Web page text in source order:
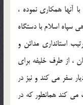
آنها همكاري نموده ،
سپاه اسلام با دستگاه
استانداري مدائن و
، از طرف خليفه براي
سفر مي كند و نيز در
مي كند همانطور كه در